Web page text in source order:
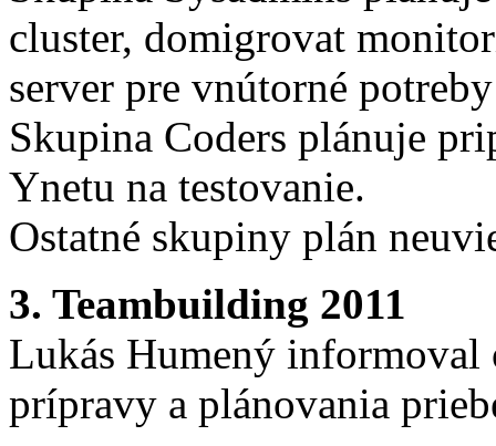
cluster, domigrovat
server pre vnútorné
Skupina Coders plánuje
Ynetu na testovanie.
Ostatné skupiny plán
3. Teambuilding 2011
Lukás Humený informoval
prípravy a plánovania